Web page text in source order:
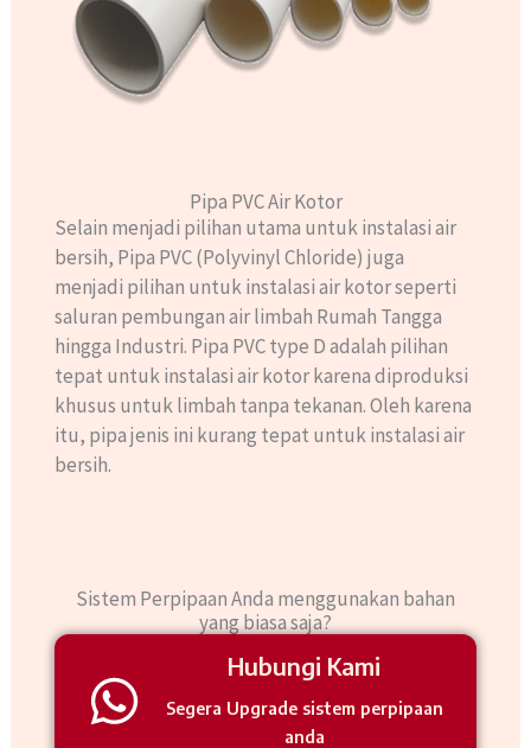
Pipa PVC Air Kotor
Selain menjadi pilihan utama untuk instalasi air
bersih, Pipa PVC (Polyvinyl Chloride) juga
menjadi pilihan untuk instalasi air kotor seperti
saluran pembungan air limbah Rumah Tangga
hingga Industri. Pipa PVC type D adalah pilihan
tepat untuk instalasi air kotor karena diproduksi
khusus untuk limbah tanpa tekanan. Oleh karena
itu, pipa jenis ini kurang tepat untuk instalasi air
bersih.
Sistem Perpipaan Anda menggunakan bahan
yang biasa saja?​
Hubungi Kami
Segera Upgrade sistem perpipaan
anda